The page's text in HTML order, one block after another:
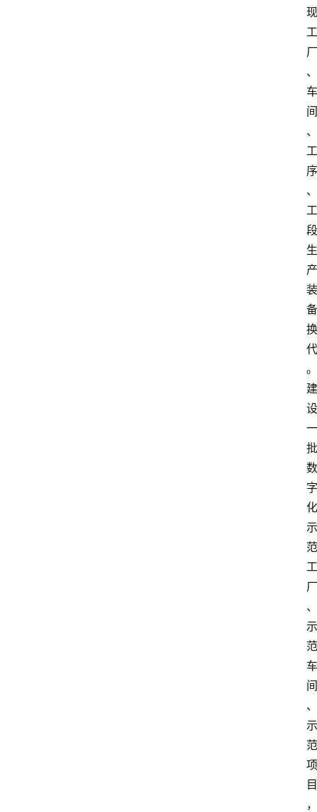
现
工
厂
、
车
间
、
工
序
、
工
段
生
产
装
备
换
代
。
建
设
一
批
数
字
化
示
范
工
厂
、
示
范
车
间
、
示
范
项
目
，